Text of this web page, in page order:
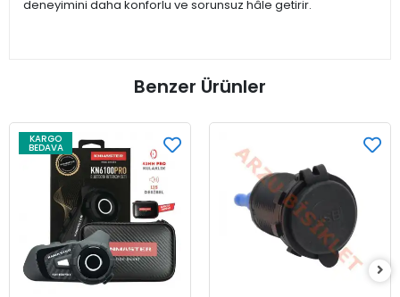
deneyimini daha konforlu ve sorunsuz hâle getirir.
Benzer Ürünler
KARGO
BEDAVA